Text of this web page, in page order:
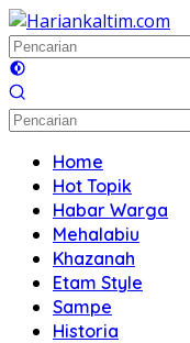
Langsung
ke
konten
Home
Hot Topik
Habar Warga
Mehalabiu
Khazanah
Etam Style
Sampe
Historia